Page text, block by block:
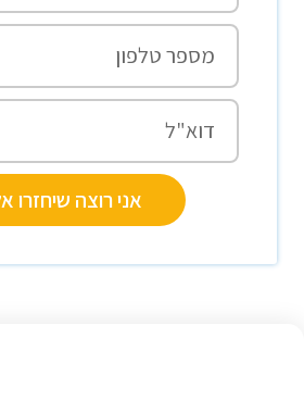
אני רוצה שיחזרו אלי!